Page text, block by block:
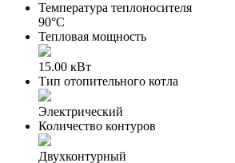
Температура теплоносителя
90°С
Тепловая мощность
15.00 кВт
Тип отопительного котла
Электрический
Количество контуров
Двухконтурный